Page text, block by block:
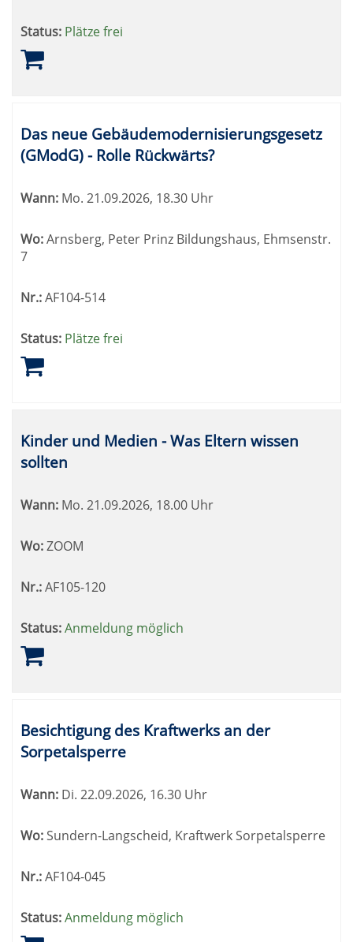
Status: Plätze frei
Das neue Gebäudemodernisierungsgesetz
(GModG) - Rolle Rückwärts?
Wann: Mo. 21.09.2026, 18.30 Uhr
Wo:Arnsberg, Peter Prinz Bildungshaus, Ehmsenstr.
7
Nr.:AF104-514
Status: Plätze frei
Kinder und Medien - Was Eltern wissen
sollten
Wann: Mo. 21.09.2026, 18.00 Uhr
Wo:ZOOM
Nr.:AF105-120
Status:Anmeldung möglich
Besichtigung des Kraftwerks an der
Sorpetalsperre
Wann: Di. 22.09.2026, 16.30 Uhr
Wo:Sundern-Langscheid, Kraftwerk Sorpetalsperre
Nr.:AF104-045
Status:Anmeldung möglich